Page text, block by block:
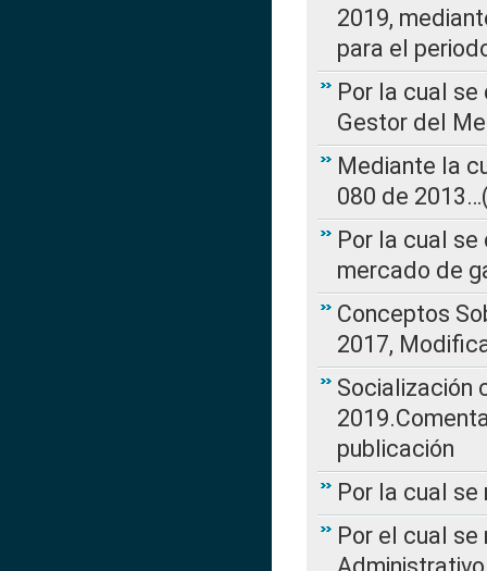
2019,
para el
Por la cual
Gestor del
Mediante la
080 de
Por la cual
mercado de
Conceptos
2017,
Socialización
publicación
Por la cual se
Por el cual